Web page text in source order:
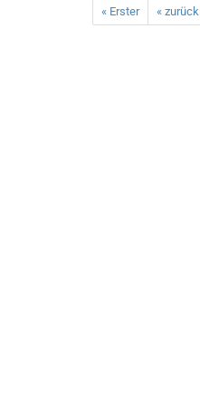
« Erster
« zurück